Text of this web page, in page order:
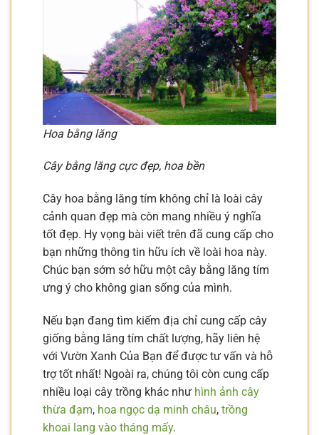
Hoa bằng lăng
Cây bằng lăng cực đẹp, hoa bền
Cây hoa bằng lăng tím không chỉ là loài cây
cảnh quan đẹp mà còn mang nhiều ý nghĩa
tốt đẹp. Hy vọng bài viết trên đã cung cấp cho
bạn những thông tin hữu ích về loài hoa này.
Chúc bạn sớm sở hữu một cây bằng lăng tím
ưng ý cho không gian sống của mình.
Nếu bạn đang tìm kiếm địa chỉ cung cấp cây
giống bằng lăng tím chất lượng, hãy liên hệ
với Vườn Xanh Của Bạn để được tư vấn và hỗ
trợ tốt nhất! Ngoài ra, chúng tôi còn cung cấp
nhiều loại cây trồng khác như hình ảnh cây
thừa đạm, hoa ngọc dạ minh châu, trồng
khoai lang vào tháng mấy.